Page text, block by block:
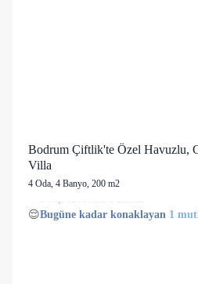
Bodrum Çiftlik'te Özel Havuzlu,
Villa
4 Oda, 4 Banyo, 200 m2
😌Bugüne kadar konaklayan 1